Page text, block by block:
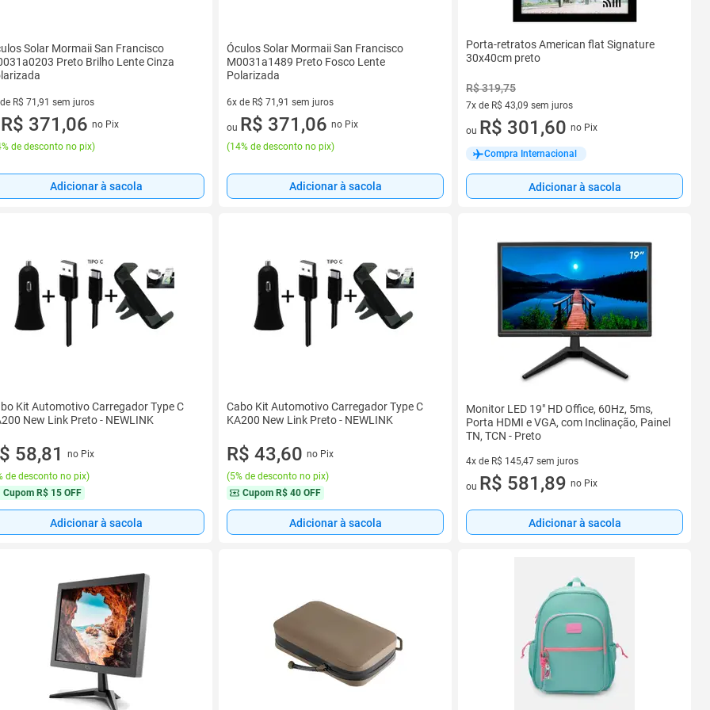
Solar Mormaii San Francisco
Preto Brilho Lente Cinza
R$ 71,91 sem juros
de R$ 71,91 sem juros
R$ 371,06 no Pix
de desconto no pix)
Adicionar à sacola
Óculos Solar Mormaii San Francisco
M0031a1489 Preto Fosco Lente
Polarizada
6x de R$ 71,91 sem juros
6 vez de R$ 71,91 sem juros
ou R$ 371,06 no Pix
(14% de desconto no pix)
Adicionar à sacola
Porta-retratos American flat Signature
30x40cm preto
R$ 319,75
7x de R$ 43,09 sem juros
7 vez de R$ 43,09 sem juros
ou R$ 301,60 no Pix
Compra Internacional
Adicionar à sacola
Kit Automotivo Carregador Type C
New Link Preto - NEWLINK
58,81
no Pix
de desconto no pix)
Cupom R$ 15 OFF
Adicionar à sacola
Cabo Kit Automotivo Carregador Type C
KA200 New Link Preto - NEWLINK
R$ 43,60 no Pix
(5% de desconto no pix)
Cupom R$ 40 OFF
Adicionar à sacola
Monitor LED 19" HD Office, 60Hz, 5ms,
Porta HDMI e VGA, com Inclinação, Painel
TN, TCN - Preto
4x de R$ 145,47 sem juros
4 vez de R$ 145,47 sem juros
ou R$ 581,89 no Pix
Adicionar à sacola